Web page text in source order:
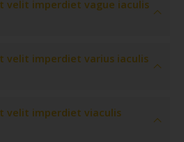
velit imperdiet vague iaculis
velit imperdiet varius iaculis
velit imperdiet viaculis